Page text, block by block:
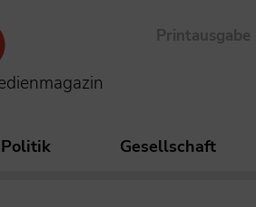
Printausgabe
Politik Gesellschaft